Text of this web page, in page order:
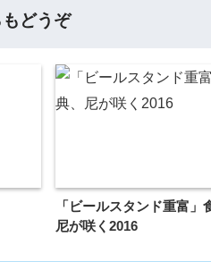
どうぞ
「ビールスタンド重富」
尼が咲く2016